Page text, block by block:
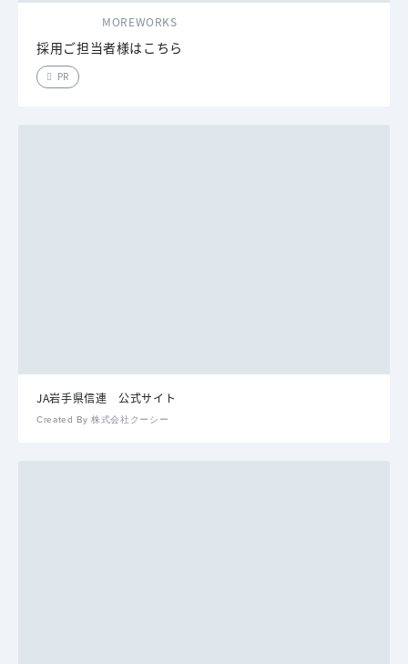
MOREWORKS
採用ご担当者様はこちら
PR
JA岩手県信連 公式サイト
Created By 株式会社クーシー